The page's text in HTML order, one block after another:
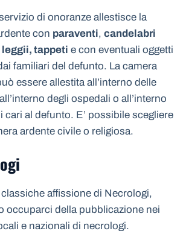
di onoranze allestisce la
con paraventi, candelabri
leggii, tappeti e con eventuali oggetti
familiari del defunto. La camera
essere allestita all’interno delle
degli ospedali o all’interno
cari al defunto. E’ possibile scegliere
ardente civile o religiosa.
classiche affissione di Necrologi,
occuparci della pubblicazione nei
e nazionali di necrologi.